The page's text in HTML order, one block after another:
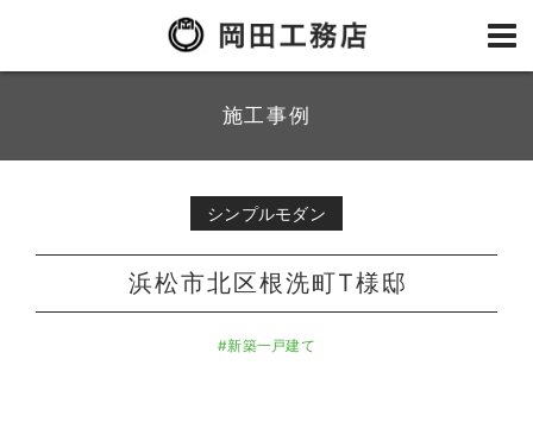
施工事例
シンプルモダン
浜松市北区根洗町T様邸
#新築一戸建て